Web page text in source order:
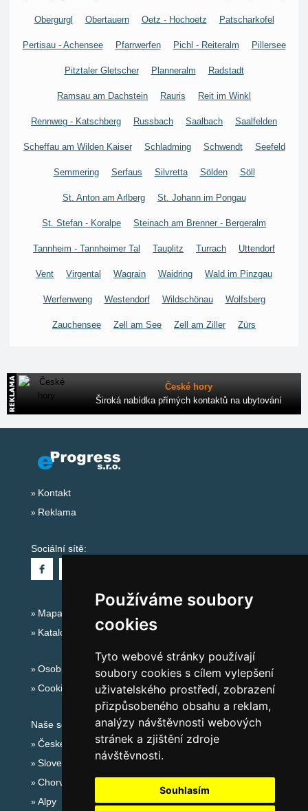
Používáme soubory
cookies
Tyto webové stránky používají
soubory cookies s cílem vylepšení
uživatelského prostředí, zobrazení
přizpůsobeného obsahu a reklam,
analýzy návštěvnosti webových
stránek a zjištění zdroje
návštěvnosti.
Souhlasím
Obergurgl Obertauern Oetz - Hochoetz Patscharkofel
Pertisau - Achensee Pfarrwerfen Pichl - Reiteralm Pillersee
Pitztaler Gletscher Planneralm Radstadt
Ramsau am Dachstein Rauris Reit im Winkl
Rennweg - Katschberg Russbach Saalbach Saalfelden
Scheffau am Wilden Kaiser Schladming Schwendt Seefeld
Semmering Serfaus Silvretta Sölden Söll
St. Anton am Arlberg St. Johann im Pongau
St. Stefan - Koralpe Steinach am Brenner - Bergeralm
Tannheim - Tannheimer Tal Tauplitz Turrach Uttendorf
Vent Virgental Wagrain Waidring Wald im Pinzgau
Werfenweng Westendorf Wildschönau Wolfsberg
Zauchensee Zell am See Zell am Ziller Zürs
České hory
Široká nabídka přímých kontaktů na ubytování
Kontakt
Reklama
Sociální sítě:
Mapa serveru Alpy - Rakousko
Katalog ubytování
Osobní údaje
Cookies
Naše servery:
České hory
Slovenské hory
Chorvatsko
Alpy